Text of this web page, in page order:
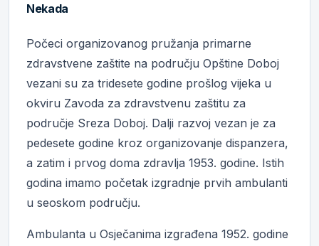
Nekada
Počeci organizovanog pružanja primarne
zdravstvene zaštite na području Opštine Doboj
vezani su za tridesete godine prošlog vijeka u
okviru Zavoda za zdravstvenu zaštitu za
područje Sreza Doboj. Dalji razvoj vezan je za
pedesete godine kroz organizovanje dispanzera,
a zatim i prvog doma zdravlja 1953. godine. Istih
godina imamo početak izgradnje prvih ambulanti
u seoskom području.
Ambulanta u Osječanima izgrađena 1952. godine